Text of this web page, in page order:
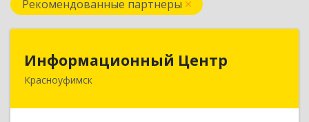
Рекомендованные партнеры
Информационный Центр
Красноуфимск
Информационный Центр
623300, Свердловская обл, Красноуфимск г,